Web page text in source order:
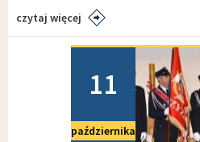
czytaj więcej
11
października